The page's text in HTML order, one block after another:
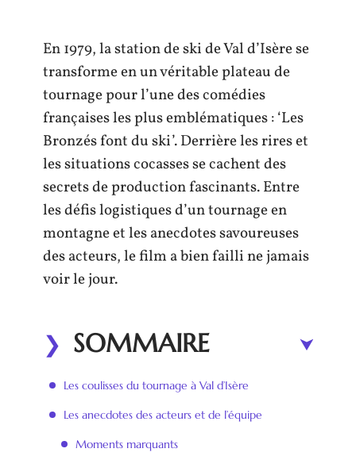
En 1979, la station de ski de Val d’Isère se
transforme en un véritable plateau de
tournage pour l’une des comédies
françaises les plus emblématiques : ‘Les
Bronzés font du ski’. Derrière les rires et
les situations cocasses se cachent des
secrets de production fascinants. Entre
les défis logistiques d’un tournage en
montagne et les anecdotes savoureuses
des acteurs, le film a bien failli ne jamais
voir le jour.
SOMMAIRE
Les coulisses du tournage à Val d’Isère
Les anecdotes des acteurs et de l’équipe
Moments marquants